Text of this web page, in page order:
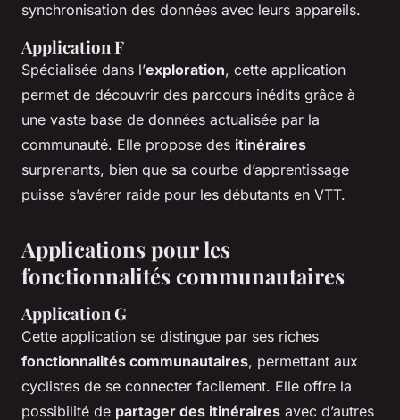
synchronisation des données avec leurs appareils.
Application F
Spécialisée dans l’exploration, cette application
permet de découvrir des parcours inédits grâce à
une vaste base de données actualisée par la
communauté. Elle propose des itinéraires
surprenants, bien que sa courbe d’apprentissage
puisse s’avérer raide pour les débutants en VTT.
Applications pour les
fonctionnalités communautaires
Application G
Cette application se distingue par ses riches
fonctionnalités communautaires, permettant aux
cyclistes de se connecter facilement. Elle offre la
possibilité de partager des itinéraires avec d’autres